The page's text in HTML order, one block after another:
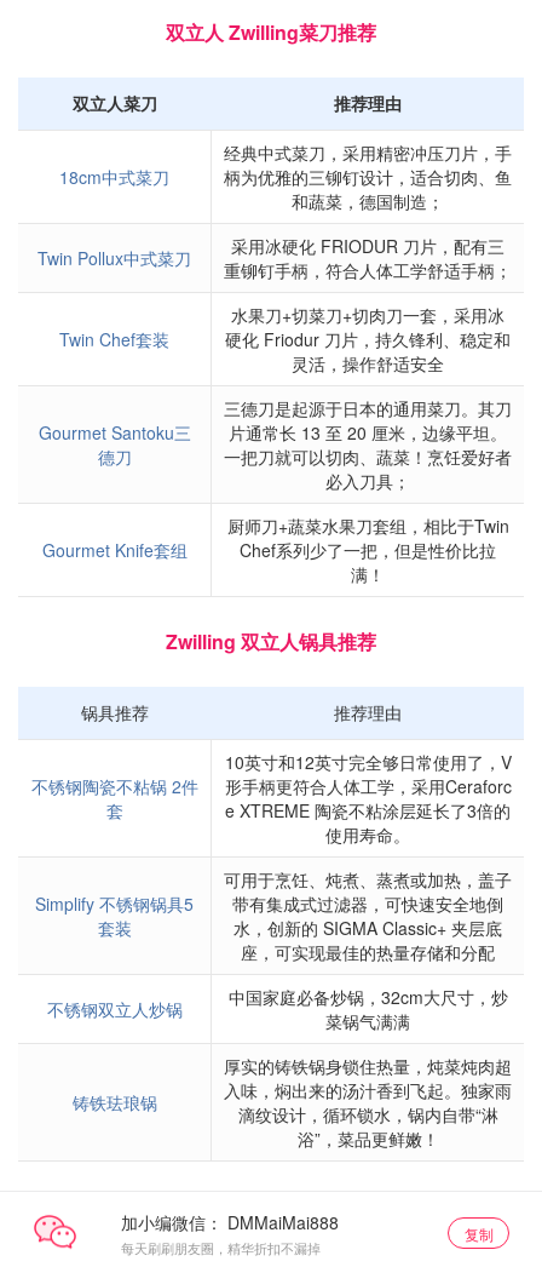
双立人 Zwilling菜刀推荐
双立人菜刀 推荐理由
18cm中式菜刀
经典中式菜刀，采用精密冲压刀片，手
柄为优雅的三铆钉设计，适合切肉、鱼
和蔬菜，德国制造；
Twin Pollux中式菜刀
采用冰硬化 FRIODUR 刀片，配有三
重铆钉手柄，符合人体工学舒适手柄；
Twin Chef套装
水果刀+切菜刀+切肉刀一套，采用冰
硬化 Friodur 刀片，持久锋利、稳定和
灵活，操作舒适安全
Gourmet Santoku三
德刀
三德刀是起源于日本的通用菜刀。其刀
片通常长 13 至 20 厘米，边缘平坦。
一把刀就可以切肉、蔬菜！烹饪爱好者
必入刀具；
Gourmet Knife套组
厨师刀+蔬菜水果刀套组，相比于Twin
Chef系列少了一把，但是性价比拉
满！
Zwilling 双立人锅具推荐
锅具推荐 推荐理由
不锈钢陶瓷不粘锅 2件
套
10英寸和12英寸完全够日常使用了，V
形手柄更符合人体工学，采用Ceraforc
e XTREME 陶瓷不粘涂层延长了3倍的
使用寿命。
Simplify 不锈钢锅具5
套装
可用于烹饪、炖煮、蒸煮或加热，盖子
带有集成式过滤器，可快速安全地倒
水，创新的 SIGMA Classic+ 夹层底
座，可实现最佳的热量存储和分配
不锈钢双立人炒锅
中国家庭必备炒锅，32cm大尺寸，炒
菜锅气满满
铸铁珐琅锅
厚实的铸铁锅身锁住热量，炖菜炖肉超
入味，焖出来的汤汁香到飞起。独家雨
滴纹设计，循环锁水，锅内自带“淋
浴”，菜品更鲜嫩！
加小编微信：
每天刷刷朋友圈，精华折扣不漏掉
复制